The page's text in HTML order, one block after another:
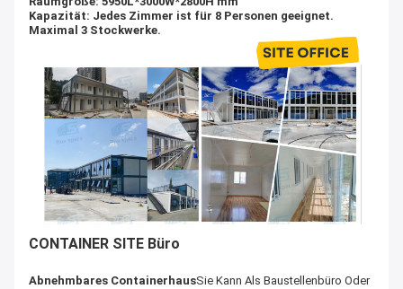
Kapazität: Jedes Zimmer ist für 8 Personen geeignet.
Maximal 3 Stockwerke.
CONTAINER SITE Büro
Abnehmbares ContainerhausSie Kann Als Baustellenbüro Oder